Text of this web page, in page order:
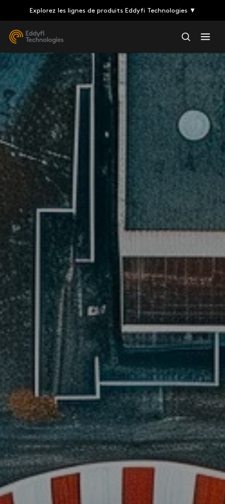
Explorez les lignes de produits Eddyfi Technologies ▼